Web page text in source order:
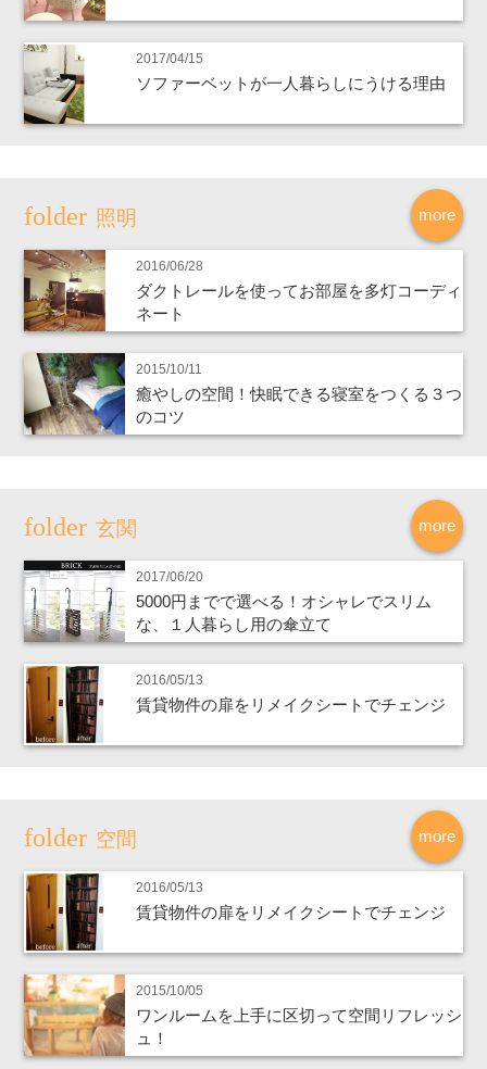
2017/04/15
ソファーベットが一人暮らしにうける理由
more
照明
2016/06/28
ダクトレールを使ってお部屋を多灯コーディ
ネート
2015/10/11
癒やしの空間！快眠できる寝室をつくる３つ
のコツ
more
玄関
2017/06/20
5000円までで選べる！オシャレでスリム
な、１人暮らし用の傘立て
2016/05/13
賃貸物件の扉をリメイクシートでチェンジ
more
空間
2016/05/13
賃貸物件の扉をリメイクシートでチェンジ
2015/10/05
ワンルームを上手に区切って空間リフレッシ
ュ！